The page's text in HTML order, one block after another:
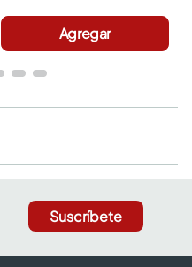
Agregar
Suscríbete